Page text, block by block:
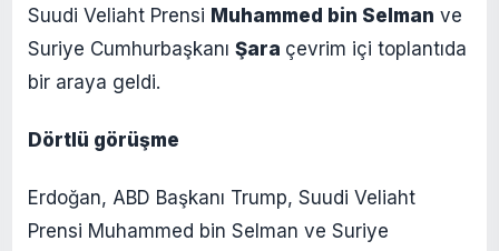
Suudi Veliaht Prensi Muhammed bin Selman ve
Suriye Cumhurbaşkanı Şara çevrim içi toplantıda
bir araya geldi.
Dörtlü görüşme
Erdoğan, ABD Başkanı Trump, Suudi Veliaht
Prensi Muhammed bin Selman ve Suriye